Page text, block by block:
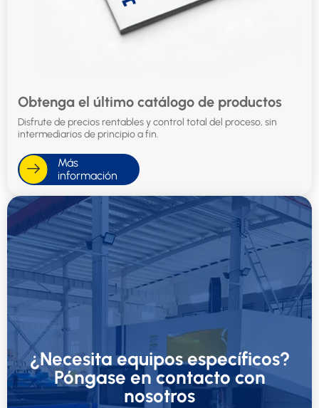
Obtenga el último catálogo de productos
Disfrute de precios rentables y control total del proceso, sin
intermediarios de principio a fin.
Más
información
¿Necesita equipos específicos?
Póngase en contacto con
nosotros